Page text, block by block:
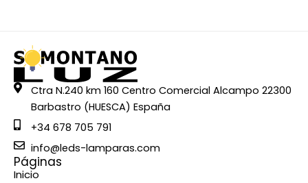
Ctra N.240 km 160 Centro Comercial Alcampo 22300
Barbastro (HUESCA) España
+34 678 705 791
info@leds-lamparas.com
Páginas
Inicio